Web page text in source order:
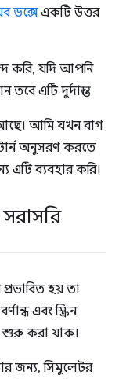
ডক্সেএকটি উত্তর
করি, যদি আপনি
এটি দুর্দান্ত।
আমি যখন বাগ
অনুসরণ করতে
ব্যবহার করি।
হয় তা
এবং স্ক্রিন
শুরু করা যাক।
জন্য, সিমুলেটর